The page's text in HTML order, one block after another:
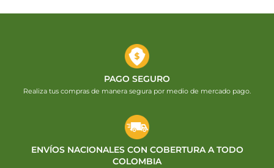
PAGO SEGURO
Realiza tus compras de manera segura por medio de mercado pago.
ENVÍOS NACIONALES CON COBERTURA A TODO
COLOMBIA